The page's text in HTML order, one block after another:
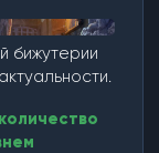
бижутерии